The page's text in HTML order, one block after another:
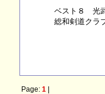
ベスト８ 光武
総和剣道クラ
Page: 1|